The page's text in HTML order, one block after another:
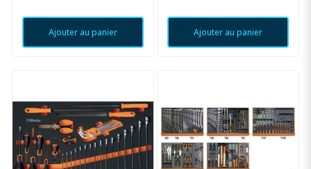
Ajouter au panier Ajouter au panier